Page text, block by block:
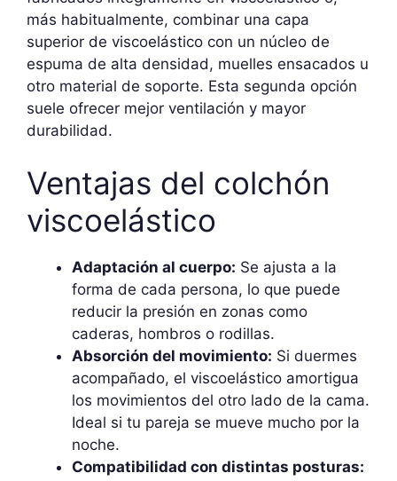
más habitualmente, combinar una capa
superior de viscoelástico con un núcleo de
espuma de alta densidad, muelles ensacados u
otro material de soporte. Esta segunda opción
suele ofrecer mejor ventilación y mayor
durabilidad.
Ventajas del colchón
viscoelástico
Adaptación al cuerpo: Se ajusta a la
forma de cada persona, lo que puede
reducir la presión en zonas como
caderas, hombros o rodillas.
Absorción del movimiento: Si duermes
acompañado, el viscoelástico amortigua
los movimientos del otro lado de la cama.
Ideal si tu pareja se mueve mucho por la
noche.
Compatibilidad con distintas posturas: